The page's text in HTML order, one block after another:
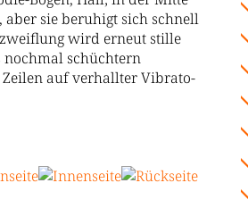
sie beruhigt sich schnell
wird erneut stille
nochmal schüchtern
Zeilen auf verhallter Vibrato-